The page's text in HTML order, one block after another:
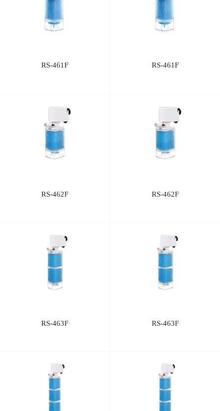
RS-461F RS-461F
RS-462F RS-462F
RS-463F RS-463F